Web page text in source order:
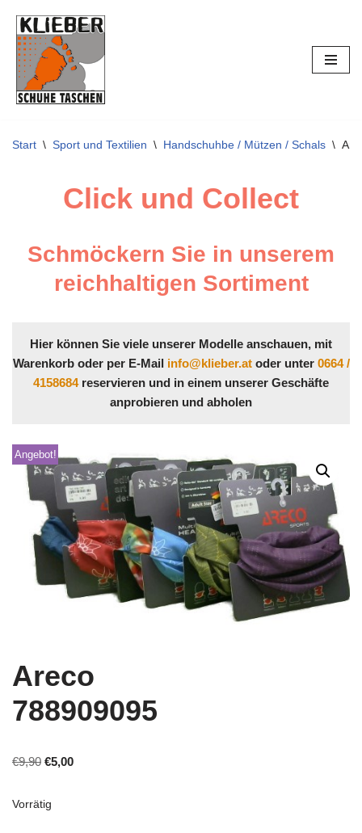
Zum
Inhalt
springen
Start \ Sport und Textilien \ Handschuhbe / Mützen / Schals \
Click und Collect
Schmöckern Sie in unserem
reichhaltigen Sortiment
Hier können Sie viele unserer Modelle anschauen, mit
Warenkorb oder per E-Mail info@klieber.atoder unter 0664 /
4158684reservieren und in einem unserer Geschäfte
anprobieren und abholen
Angebot!
Areco
788909095
€9,90 €5,00
Vorrätig